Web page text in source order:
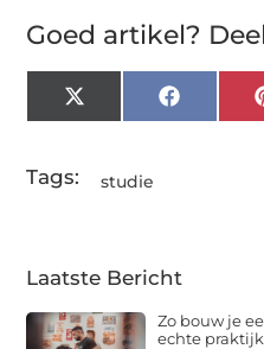
Goed artikel?
X
(Twitter)
Tags: studie
Laatste Bericht
Zo bouw je
echte